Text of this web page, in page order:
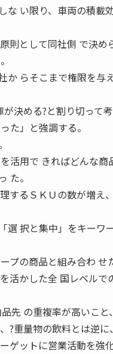
い限り、車両の積載
則として同社側 で決
らそこまで権限を与
決める?と割り切って
た」と強調する。
活用で きればどんな
た。
するＳＫＵの数が増え
択と集中」をキーワ
プの商品と組み合わ
活かした全 国レベル
先 の重複率が高いこと
?重量物の飲料とは逆
ゲットに営業活動を強化